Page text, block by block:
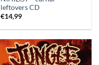
leftovers CD
€14,99